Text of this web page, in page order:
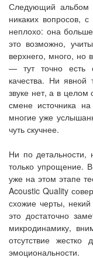
Следующий
никаких вопросов,
неплохо: она
это возможно,
верхнего, много, но
— тут точно есть
качества. Ни явной
звуке нет, а в
смене источника
многие уже
чуть скучнее.
Ни по детальности,
только упрощение.
уже на этом этапе
Acoustic Quality
схожие черты,
это достаточно
микродинамику,
отсутствие жестко
эмоциональности.